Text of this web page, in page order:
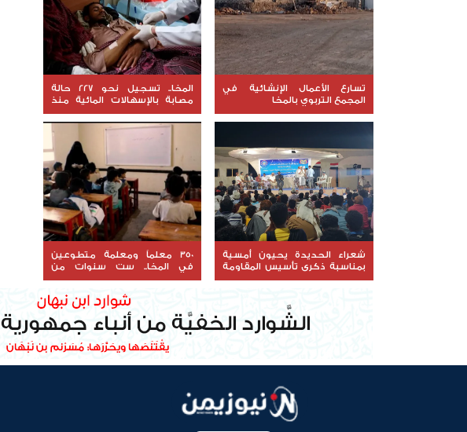
تسارع الأعمال الإنشائية في
المجمع التربوي بالمخا
المخا.. تسجيل نحو 227 حالة
مصابة بالإسهالات المائية منذ
بداية أبريل
شعراء الحديدة يحيون أمسية
بمناسبة ذكرى تأسيس المقاومة
الوطنية
350 معلماً ومعلمة متطوعين
في المخا.. ست سنوات من
التضحية في سبيل مستقبل